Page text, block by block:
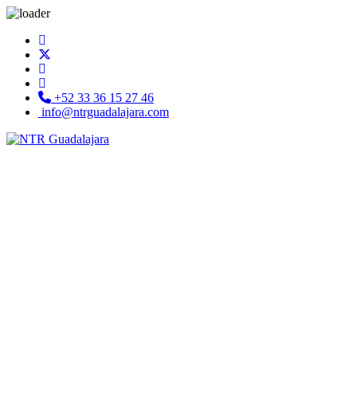
+52 33 36 15 27 46
info@ntrguadalajara.com